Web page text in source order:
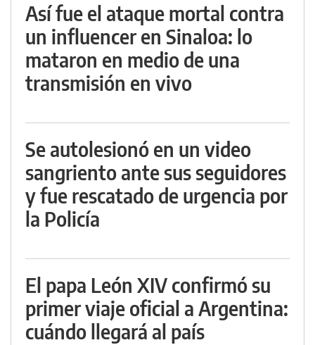
Así fue el ataque mortal contra
un influencer en Sinaloa: lo
mataron en medio de una
transmisión en vivo
Se autolesionó en un video
sangriento ante sus seguidores
y fue rescatado de urgencia por
la Policía
El papa León XIV confirmó su
primer viaje oficial a Argentina:
cuándo llegará al país